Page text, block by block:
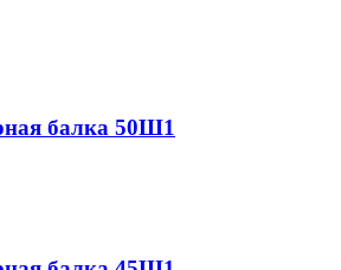
балка 50Ш1